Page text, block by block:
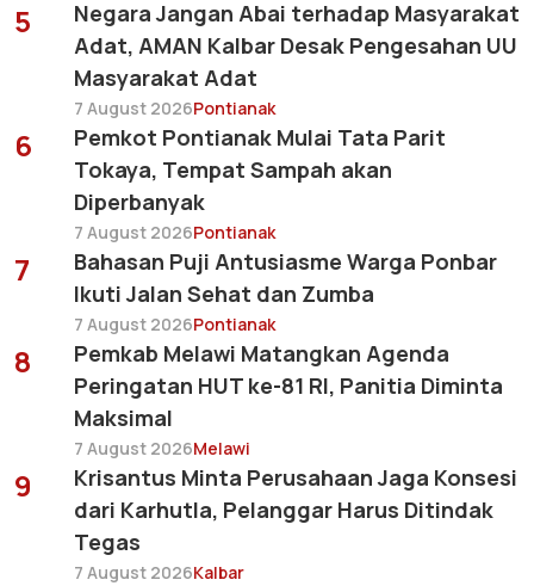
5
Negara Jangan Abai terhadap Masyarakat
Adat, AMAN Kalbar Desak Pengesahan UU
Masyarakat Adat
7 August 2026Pontianak
6
Pemkot Pontianak Mulai Tata Parit
Tokaya, Tempat Sampah akan
Diperbanyak
7 August 2026Pontianak
7
Bahasan Puji Antusiasme Warga Ponbar
Ikuti Jalan Sehat dan Zumba
7 August 2026Pontianak
8
Pemkab Melawi Matangkan Agenda
Peringatan HUT ke-81 RI, Panitia Diminta
Maksimal
7 August 2026Melawi
9
Krisantus Minta Perusahaan Jaga Konsesi
dari Karhutla, Pelanggar Harus Ditindak
Tegas
7 August 2026Kalbar